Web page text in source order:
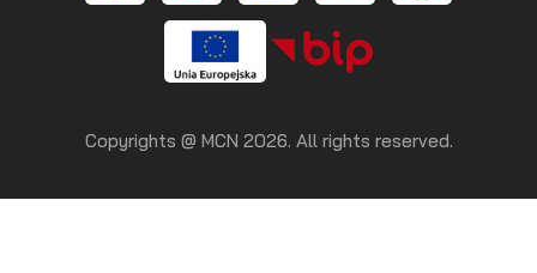
Copyrights @ MCN 2026. All rights reserved.